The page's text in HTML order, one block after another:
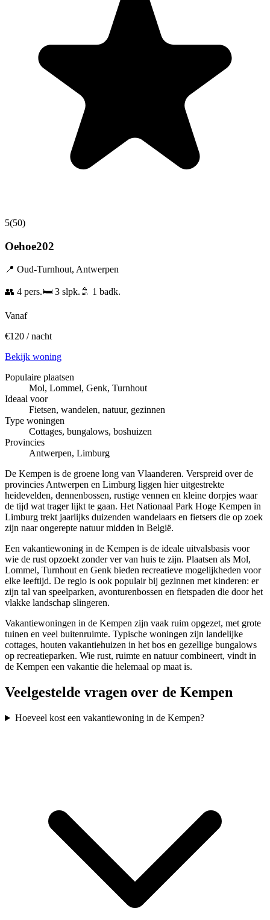
5(50)
Oehoe202
📍 Oud-Turnhout, Antwerpen
👥 4 pers.🛏️ 3 slpk. 🚿 1 badk.
Vanaf
€120 / nacht
Bekijk woning
Populaire plaatsen
Mol, Lommel, Genk, Turnhout
Ideaal voor
Fietsen, wandelen, natuur, gezinnen
Type woningen
Cottages, bungalows, boshuizen
Provincies
Antwerpen, Limburg
De Kempen is de groene long van Vlaanderen. Verspreid over de
provincies Antwerpen en Limburg liggen hier uitgestrekte
heidevelden, dennenbossen, rustige vennen en kleine dorpjes waar
de tijd wat trager lijkt te gaan. Het Nationaal Park Hoge Kempen in
Limburg trekt jaarlijks duizenden wandelaars en fietsers die op zoek
zijn naar ongerepte natuur midden in België.
Een vakantiewoning in de Kempen is de ideale uitvalsbasis voor
wie de rust opzoekt zonder ver van huis te zijn. Plaatsen als Mol,
Lommel, Turnhout en Genk bieden recreatieve mogelijkheden voor
elke leeftijd. De regio is ook populair bij gezinnen met kinderen: er
zijn tal van speelparken, avonturenbossen en fietspaden die door het
vlakke landschap slingeren.
Vakantiewoningen in de Kempen zijn vaak ruim opgezet, met grote
tuinen en veel buitenruimte. Typische woningen zijn landelijke
cottages, houten vakantiehuizen in het bos en gezellige bungalows
op recreatieparken. Wie rust, ruimte en natuur combineert, vindt in
de Kempen een vakantie die helemaal op maat is.
Veelgestelde vragen over de Kempen
Hoeveel kost een vakantiewoning in de Kempen?